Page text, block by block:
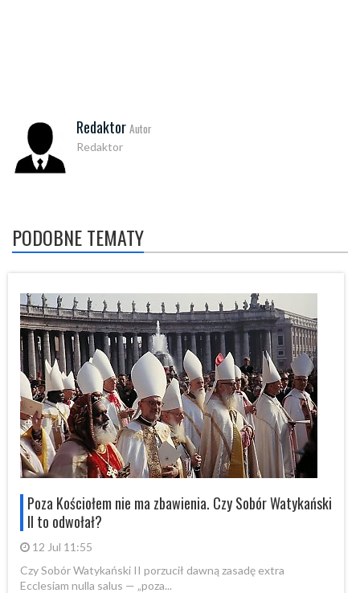
Redaktor Autor
Redaktor
PODOBNE TEMATY
Poza Kościołem nie ma zbawienia. Czy Sobór Watykański
II to odwołał?
12 Jul 11:55
Czy Sobór Watykański II porzucił dawną zasadę extra
Ecclesiam nulla salus — „poza...